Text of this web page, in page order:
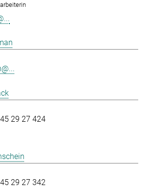
29 27 424
29 27 342